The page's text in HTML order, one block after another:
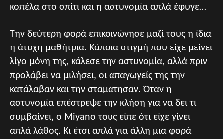
κοπέλα στο σπίτι και η αστυνομία απλά έφυγε…
Την δεύτερη φορά επικοινώνησε μαζί τους η ίδια
η άτυχη μαθήτρια. Κάποια στιγμή που είχε μείνει
λίγο μόνη της, κάλεσε την αστυνομία, αλλά πριν
προλάβει να μιλήσει, οι απαγωγείς της την
κατάλαβαν και την σταμάτησαν. Όταν η
αστυνομία επέστρεψε την κλήση για να δει τι
συμβαίνει, ο Miyano τους είπε ότι είχε γίνει
απλά λάθος. Κι έτσι απλά για άλλη μια φορά